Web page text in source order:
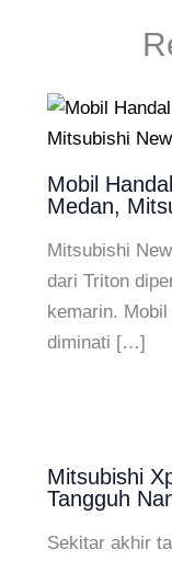
Mobil
Medan,
Mitsubishi
dari Triton
kemarin.
diminati […]
Mitsubishi
Tangguh
Sekitar akhir